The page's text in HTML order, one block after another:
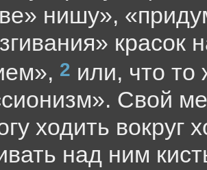
нишу»,
красок
2 или, что то
Свой
ходить вокруг
над ним